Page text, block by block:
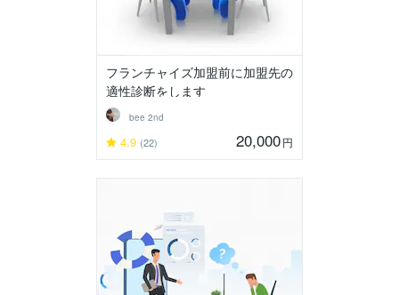
フランチャイズ加盟前に加盟先の
適性診断をします
bee 2nd
4.9 (22) 20,000円